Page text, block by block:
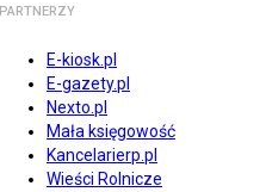
PARTNERZY
E-kiosk.pl
E-gazety.pl
Nexto.pl
Mała księgowość
Kancelarierp.pl
Wieści Rolnicze